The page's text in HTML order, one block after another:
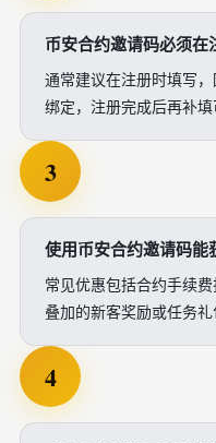
币安合约邀请码必须在
通常建议在注册时填写
绑定，注册完成后再补填
3
使用币安合约邀请码能
常见优惠包括合约手续
叠加的新客奖励或任务礼
4